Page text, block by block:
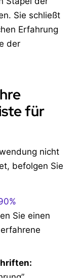
Sie schließt
Erfahrung
der
für
nicht
befolgen Sie
Sie einen